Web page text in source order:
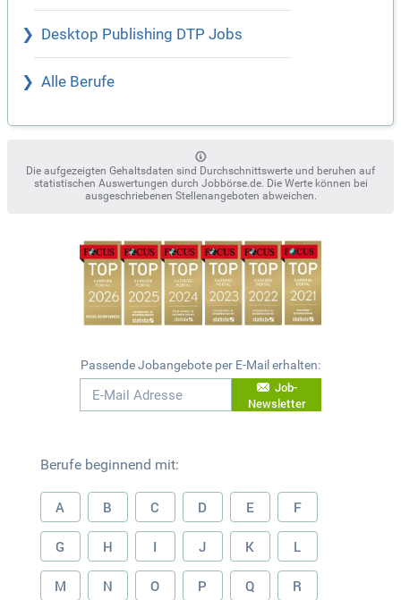
Desktop Publishing DTP Jobs
Alle Berufe
Die aufgezeigten Gehaltsdaten sind Durchschnittswerte und beruhen auf
statistischen Auswertungen durch Jobbörse.de. Die Werte können bei
ausgeschriebenen Stellenangeboten abweichen.
Passende Jobangebote per E-Mail erhalten:
Job-
Newsletter
Berufe beginnend mit:
A B C D E F
G H I J K L
M N O P Q R